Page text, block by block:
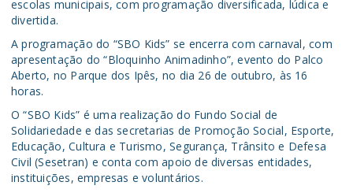
escolas municipais, com programação diversificada, lúdica e
divertida.
A programação do “SBO Kids” se encerra com carnaval, com
apresentação do “Bloquinho Animadinho”, evento do Palco
Aberto, no Parque dos Ipês, no dia 26 de outubro, às 16
horas.
O “SBO Kids” é uma realização do Fundo Social de
Solidariedade e das secretarias de Promoção Social, Esporte,
Educação, Cultura e Turismo, Segurança, Trânsito e Defesa
Civil (Sesetran) e conta com apoio de diversas entidades,
instituições, empresas e voluntários.